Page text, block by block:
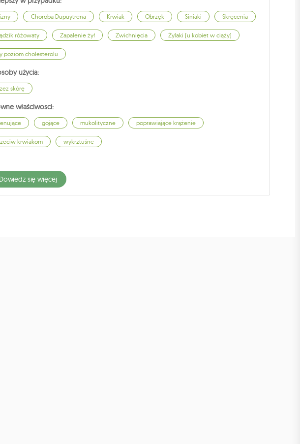
Choroba Dupuytrena Krwiak Obrzęk Siniaki Skręcenia
różowaty Zapalenie żył Zwichnięcia Żylaki (u kobiet w ciąży)
poziom cholesterolu
użycia:
skórę
właściwosci:
gojące mukolityczne poprawiające krążenie
krwiakom wykrztuśne
dowiedz się więcej